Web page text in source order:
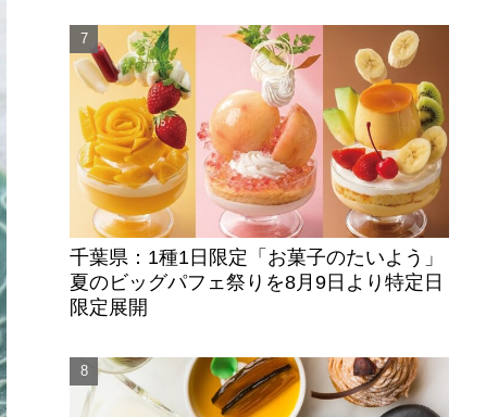
千葉県：1種1日限定「お菓子のたいよう」
夏のビッグパフェ祭りを8月9日より特定日
限定展開